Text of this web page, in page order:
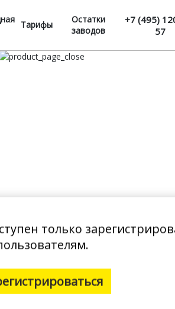
Тарифы
Остатки
заводов
+7 (495)
57
только